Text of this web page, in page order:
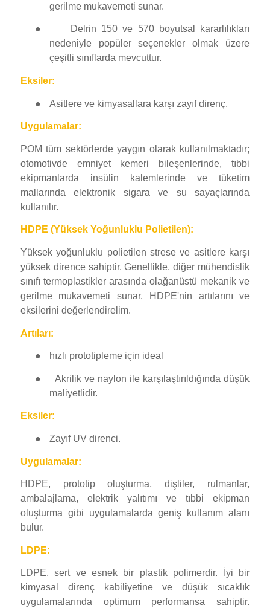
gerilme mukavemeti sunar.
●
Delrin 150 ve 570 boyutsal kararlılıkları
nedeniyle popüler seçenekler olmak üzere
çeşitli sınıflarda mevcuttur.
Eksiler:
● Asitlere ve kimyasallara karşı zayıf direnç.
Uygulamalar:
POM tüm sektörlerde yaygın olarak kullanılmaktadır;
otomotivde emniyet kemeri bileşenlerinde, tıbbi
ekipmanlarda insülin kalemlerinde ve tüketim
mallarında elektronik sigara ve su sayaçlarında
kullanılır.
HDPE (Yüksek Yoğunluklu Polietilen):
Yüksek yoğunluklu polietilen strese ve asitlere karşı
yüksek dirence sahiptir. Genellikle, diğer mühendislik
sınıfı termoplastikler arasında olağanüstü mekanik ve
gerilme mukavemeti sunar. HDPE'nin artılarını ve
eksilerini değerlendirelim.
Artıları:
● hızlı prototipleme için ideal
●
Akrilik ve naylon ile karşılaştırıldığında düşük
maliyetlidir.
Eksiler:
● Zayıf UV direnci.
Uygulamalar:
HDPE, prototip oluşturma, dişliler, rulmanlar,
ambalajlama, elektrik yalıtımı ve tıbbi ekipman
oluşturma gibi uygulamalarda geniş kullanım alanı
bulur.
LDPE:
LDPE, sert ve esnek bir plastik polimerdir. İyi bir
kimyasal direnç kabiliyetine ve düşük sıcaklık
uygulamalarında optimum performansa sahiptir.